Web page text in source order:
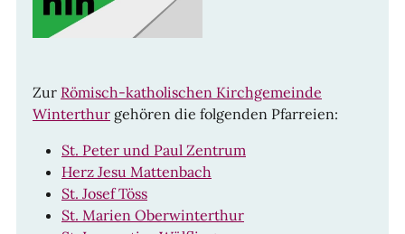
Zur Römisch-katholischen Kirchgemeinde
Winterthur gehören die folgenden Pfarreien:
St. Peter und Paul Zentrum
Herz Jesu Mattenbach
St. Josef Töss
St. Marien Oberwinterthur